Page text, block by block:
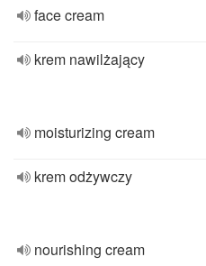
face cream
krem nawilżający
moisturizing cream
krem odżywczy
nourishing cream